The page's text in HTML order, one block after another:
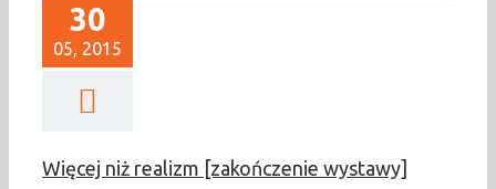
30
05, 2015
Więcej niż realizm [zakończenie wystawy]